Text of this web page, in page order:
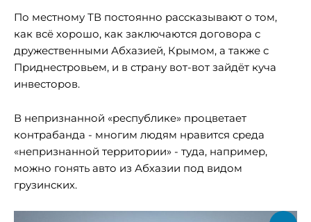
По местному ТВ постоянно рассказывают о том,
как всё хорошо, как заключаются договора с
дружественными Абхазией, Крымом, а также с
Приднестровьем, и в страну вот-вот зайдёт куча
инвесторов.
В непризнанной «республике» процветает
контрабанда - многим людям нравится среда
«непризнанной территории» - туда, например,
можно гонять авто из Абхазии под видом
грузинских.